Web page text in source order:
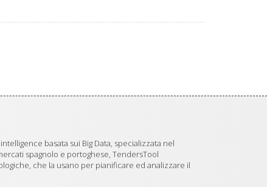
basata sui Big Data, specializzata nel
spagnolo e portoghese, TendersTool
che la usano per pianificare ed analizzare il